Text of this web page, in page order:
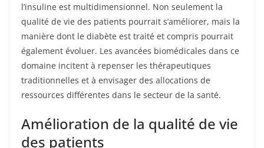
l’insuline est multidimensionnel. Non seulement la
qualité de vie des patients pourrait s’améliorer, mais la
manière dont le diabète est traité et compris pourrait
également évoluer. Les avancées biomédicales dans ce
domaine incitent à repenser les thérapeutiques
traditionnelles et à envisager des allocations de
ressources différentes dans le secteur de la santé.
Amélioration de la qualité de vie
des patients